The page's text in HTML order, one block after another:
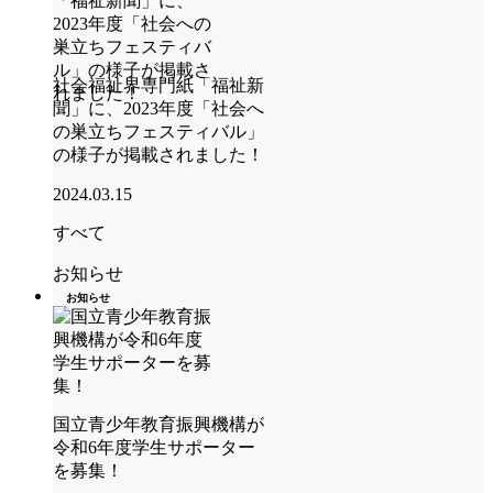
社会福祉界専門紙「福祉新
聞」に、2023年度「社会へ
の巣立ちフェスティバル」
の様子が掲載されました！
2024.03.15
すべて
お知らせ
お知らせ
国立青少年教育振興機構が
令和6年度学生サポーター
を募集！